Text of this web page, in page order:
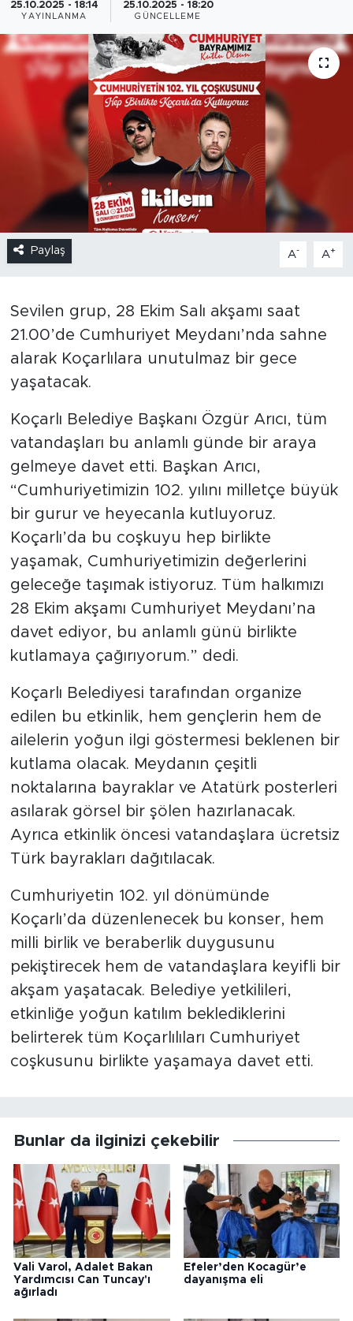
25.10.2025 - 18:14
YAYINLANMA
25.10.2025 - 18:20
GÜNCELLEME
Paylaş A- A+
Sevilen grup, 28 Ekim Salı akşamı saat
21.00’de Cumhuriyet Meydanı’nda sahne
alarak Koçarlılara unutulmaz bir gece
yaşatacak.
Koçarlı Belediye Başkanı Özgür Arıcı, tüm
vatandaşları bu anlamlı günde bir araya
gelmeye davet etti. Başkan Arıcı,
“Cumhuriyetimizin 102. yılını milletçe büyük
bir gurur ve heyecanla kutluyoruz.
Koçarlı’da bu coşkuyu hep birlikte
yaşamak, Cumhuriyetimizin değerlerini
geleceğe taşımak istiyoruz. Tüm halkımızı
28 Ekim akşamı Cumhuriyet Meydanı’na
davet ediyor, bu anlamlı günü birlikte
kutlamaya çağırıyorum.” dedi.
Koçarlı Belediyesi tarafından organize
edilen bu etkinlik, hem gençlerin hem de
ailelerin yoğun ilgi göstermesi beklenen bir
kutlama olacak. Meydanın çeşitli
noktalarına bayraklar ve Atatürk posterleri
asılarak görsel bir şölen hazırlanacak.
Ayrıca etkinlik öncesi vatandaşlara ücretsiz
Türk bayrakları dağıtılacak.
Cumhuriyetin 102. yıl dönümünde
Koçarlı’da düzenlenecek bu konser, hem
milli birlik ve beraberlik duygusunu
pekiştirecek hem de vatandaşlara keyifli bir
akşam yaşatacak. Belediye yetkilileri,
etkinliğe yoğun katılım beklediklerini
belirterek tüm Koçarlılıları Cumhuriyet
coşkusunu birlikte yaşamaya davet etti.
Bunlar da ilginizi çekebilir
Vali Varol, Adalet Bakan
Yardımcısı Can Tuncay'ı
ağırladı
Efeler’den Kocagür’e
dayanışma eli